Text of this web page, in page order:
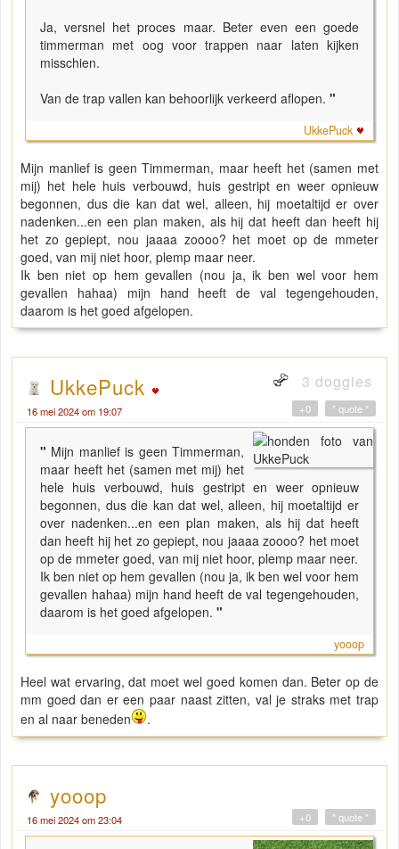
Ja, versnel het proces maar. Beter even een goede
timmerman met oog voor trappen naar laten kijken
misschien.
Van de trap vallen kan behoorlijk verkeerd aflopen. "
UkkePuck
Mijn manlief is geen Timmerman, maar heeft het (samen met
mij) het hele huis verbouwd, huis gestript en weer opnieuw
begonnen, dus die kan dat wel, alleen, hij moetaltijd er over
nadenken...en een plan maken, als hij dat heeft dan heeft hij
het zo gepiept, nou jaaaa zoooo? het moet op de mmeter
goed, van mij niet hoor, plemp maar neer.
Ik ben niet op hem gevallen (nou ja, ik ben wel voor hem
gevallen hahaa) mijn hand heeft de val tegengehouden,
daarom is het goed afgelopen.
UkkePuck 3 doggies
16 mei 2024 om 19:07 " quote "
+0
" Mijn manlief is geen Timmerman,
maar heeft het (samen met mij) het
hele huis verbouwd, huis gestript en weer opnieuw
begonnen, dus die kan dat wel, alleen, hij moetaltijd er
over nadenken...en een plan maken, als hij dat heeft
dan heeft hij het zo gepiept, nou jaaaa zoooo? het moet
op de mmeter goed, van mij niet hoor, plemp maar neer.
Ik ben niet op hem gevallen (nou ja, ik ben wel voor hem
gevallen hahaa) mijn hand heeft de val tegengehouden,
daarom is het goed afgelopen. "
yooop
Heel wat ervaring, dat moet wel goed komen dan. Beter op de
mm goed dan er een paar naast zitten, val je straks met trap
en al naar beneden
.
yooop
16 mei 2024 om 23:04 " quote "
+0